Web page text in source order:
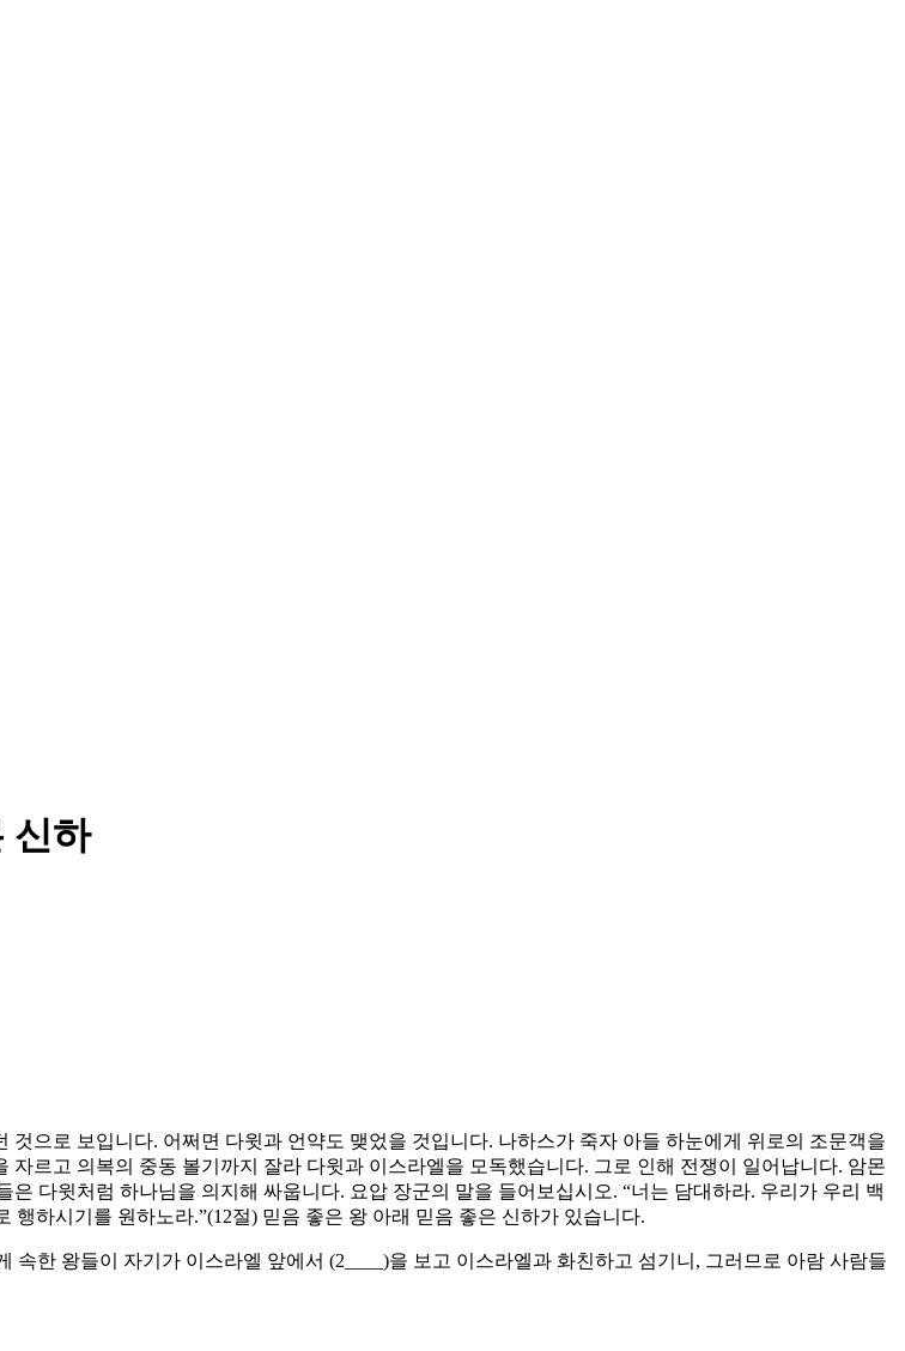
신하
으로 보입니다. 어쩌면 다윗과 언약도 맺었을 것입니다. 나하스가 죽자 아들 하눈에게 위로의 조문객을
르고 의복의 중동 볼기까지 잘라 다윗과 이스라엘을 모독했습니다. 그로 인해 전쟁이 일어납니다. 암몬
다윗처럼 하나님을 의지해 싸웁니다. 요압 장군의 말을 들어보십시오. “너는 담대하라. 우리가 우리 백
하시기를 원하노라.”(12절) 믿음 좋은 왕 아래 믿음 좋은 신하가 있습니다.
한 왕들이 자기가 이스라엘 앞에서 (2____)을 보고 이스라엘과 화친하고 섬기니, 그러므로 아람 사람들